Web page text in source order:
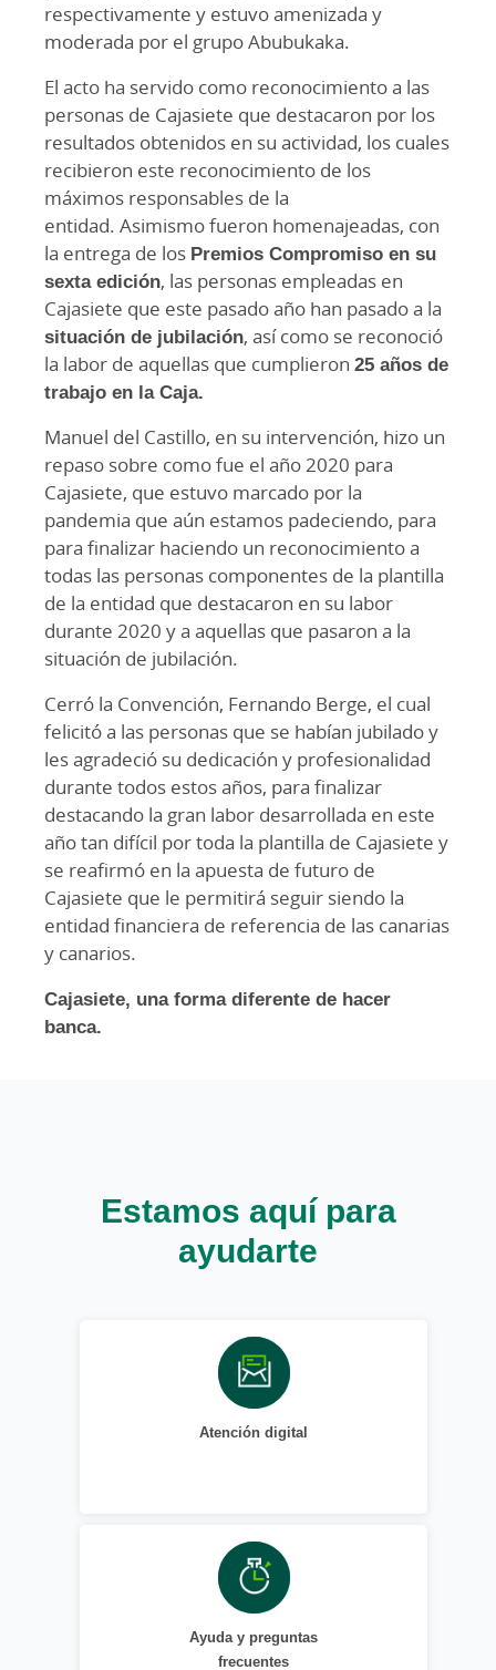
respectivamente y estuvo amenizada y
moderada por el grupo Abubukaka.
El acto ha servido como reconocimiento a las
personas de Cajasiete que destacaron por los
resultados obtenidos en su actividad, los cuales
recibieron este reconocimiento de los
máximos responsables de la
entidad. Asimismo fueron homenajeadas, con
la entrega de los Premios Compromiso en su
sexta edición, las personas empleadas en
Cajasiete que este pasado año han pasado a la
situación de jubilación, así como se reconoció
la labor de aquellas que cumplieron 25 años de
trabajo en la Caja.
Manuel del Castillo, en su intervención, hizo un
repaso sobre como fue el año 2020 para
Cajasiete, que estuvo marcado por la
pandemia que aún estamos padeciendo, para
para finalizar haciendo un reconocimiento a
todas las personas componentes de la plantilla
de la entidad que destacaron en su labor
durante 2020 y a aquellas que pasaron a la
situación de jubilación.
Cerró la Convención, Fernando Berge, el cual
felicitó a las personas que se habían jubilado y
les agradeció su dedicación y profesionalidad
durante todos estos años, para finalizar
destacando la gran labor desarrollada en este
año tan difícil por toda la plantilla de Cajasiete y
se reafirmó en la apuesta de futuro de
Cajasiete que le permitirá seguir siendo la
entidad financiera de referencia de las canarias
y canarios.
Cajasiete, una forma diferente de hacer
banca.
Estamos aquí para
ayudarte
Atención digital
Ayuda y preguntas
frecuentes